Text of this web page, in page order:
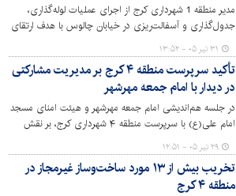
مدیر منطقه 1 شهرداری کرج از اجرای عملیات لوله‌گذاری،
جدول‌گذاری و آسفالت‌ریزی در خیابان چالوس با هدف ارتقای
زیرساخت‌های شهری و بهبود تردد شهروندان خبر داد.
۳۱ تیر ۰۵ - ۱۳:۵۲
تأکید سرپرست منطقه ۴ کرج بر مدیریت مشارکتی
در دیدار با امام جمعه مهرشهر
در جلسه هم‌اندیشی امام جمعه مهرشهر و هیئت امنای مسجد
امام علی(ع) با سرپرست منطقه ۴ شهرداری کرج، بر نقش
کلیدی تعامل نهادهای مذهبی و مدیریت شهری در تسهیل
پروژه‌ها، ارتقای خدمات و تحقق توسعه پایدار شهری تأکید
شد.
۲۹ تیر ۰۵ - ۱۲:۵۱
تخریب بیش از ۱۳ مورد ساخت‌وساز غیرمجاز در
منطقه ۴ کرج